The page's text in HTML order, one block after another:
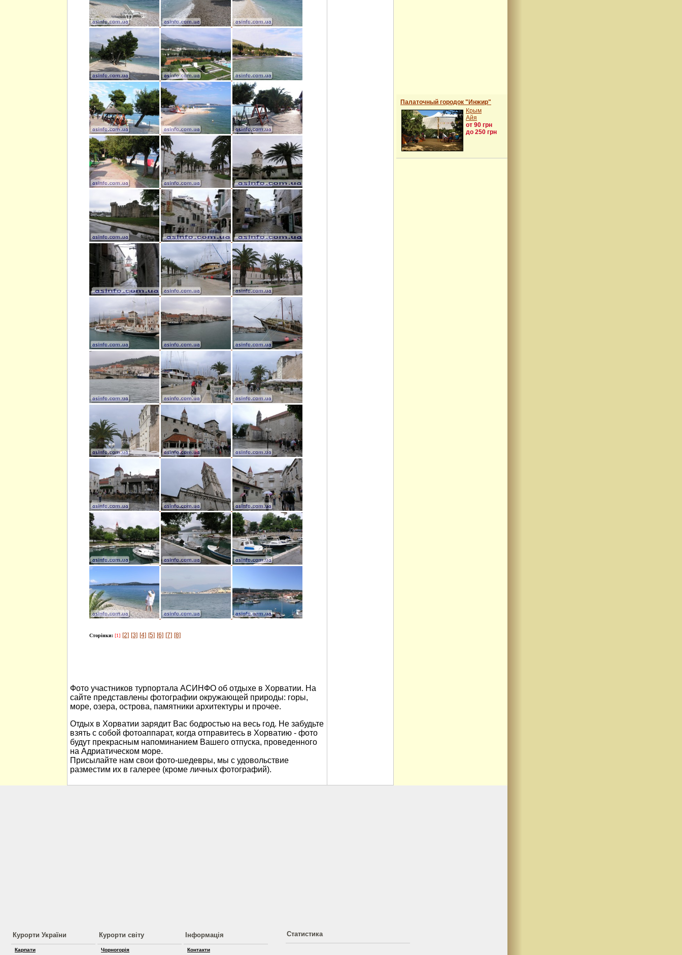
Сторінки: [1] [2] [3] [4] [5] [6] [7] [8]
Фото участников турпортала АСИНФО об отдыхе в Хорватии. На
сайте представлены фотографии окружающей природы: горы,
море, озера, острова, памятники архитектуры и прочее.
Отдых в Хорватии зарядит Вас бодростью на весь год. Не забудьте
взять с собой фотоаппарат, когда отправитесь в Хорватию - фото
будут прекрасным напоминанием Вашего отпуска, проведенного
на Адриатическом море.
Присылайте нам свои фото-шедевры, мы с удовольствие
разместим их в галерее (кроме личных фотографий).
Палаточный городок "Инжир"
Крым
Айя
от 90 грн
до 250 грн
Курорти України
Карпати
Курорти світу
Чорногорія
Інформація
Контакти
Статистика